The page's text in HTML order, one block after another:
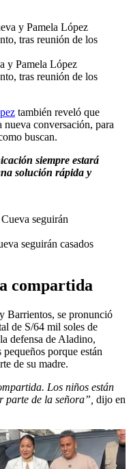
y Pamela López
tras reunión de los
también reveló que
conversación, para
buscan.
siempre estará
solución rápida y
seguirán casados
compartida
Barrientos, se pronunció
de S/64 mil soles de
defensa de Aladino,
pequeños porque están
de su madre.
Los niños están
parte de la señora”, dijo en